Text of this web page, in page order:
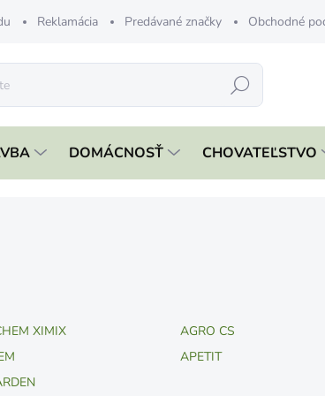
Reklamácia Predávané značky Obchodné
Hľadať
DOMÁCNOSŤ CHOVATEĽSTVO
XIMIX AGRO CS
APETIT